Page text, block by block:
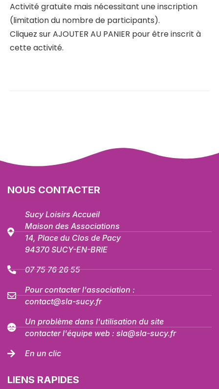
Activité gratuite mais nécessitant une inscription
(limitation du nombre de participants).
Cliquez sur AJOUTER AU PANIER pour être inscrit à
cette activité.
NOUS CONTACTER
Sucy Loisirs Accueil
Maison des Associations
14, Place du Clos de Pacy
94370 SUCY-EN-BRIE
07 75 76 26 55
Pour contacter l'association :
contact@sla-sucy.fr
Un problème dans l'utilisation du site
contacter l'équipe web : sla@sla-sucy.fr
En un clic
LIENS RAPIDES